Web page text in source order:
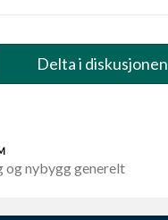
Delta i diskusjonen
og nybygg generelt